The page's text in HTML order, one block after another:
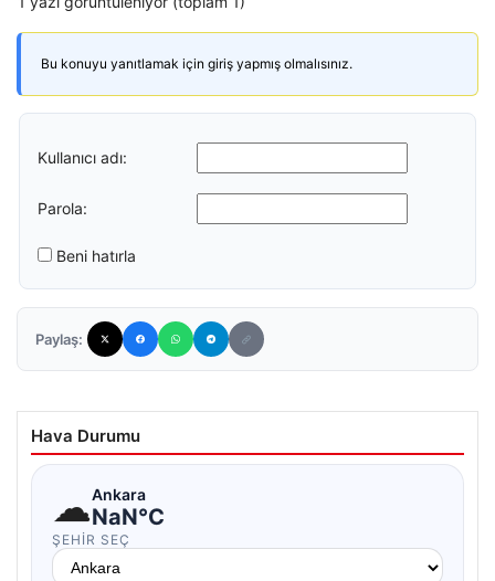
Bu konuyu yanıtlamak için giriş yapmış olmalısınız.
Kullanıcı adı:
Parola:
Beni hatırla
Paylaş:
Hava Durumu
☁Ankara
NaN°C
ŞEHIR SEÇ